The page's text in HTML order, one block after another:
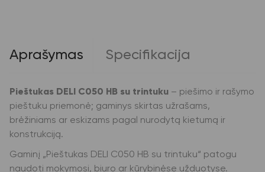
grafitas,
įvairių
Aprašymas Specifikacija
Pieštukas DELI C050 HB su trintuku – piešimo ir rašymo
pieštuku priemonė; gaminys skirtas užrašams,
brėžiniams ar eskizams pagal nurodytą kietumą ir
konstrukciją.
Gaminį „Pieštukas DELI C050 HB su trintuku“ patogu
naudoti mokymosi, biuro ar kūrybinėse užduotyse.